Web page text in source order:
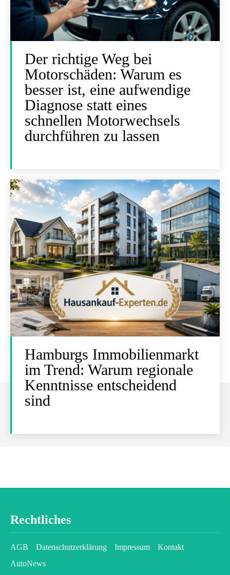
Der richtige Weg bei
Motorschäden: Warum es
besser ist, eine aufwendige
Diagnose statt eines
schnellen Motorwechsels
durchführen zu lassen
Hamburgs Immobilienmarkt
im Trend: Warum regionale
Kenntnisse entscheidend
sind
Rechtliches
AGB Datenschutzerklärung Impressum
Kontakt
AutoNews